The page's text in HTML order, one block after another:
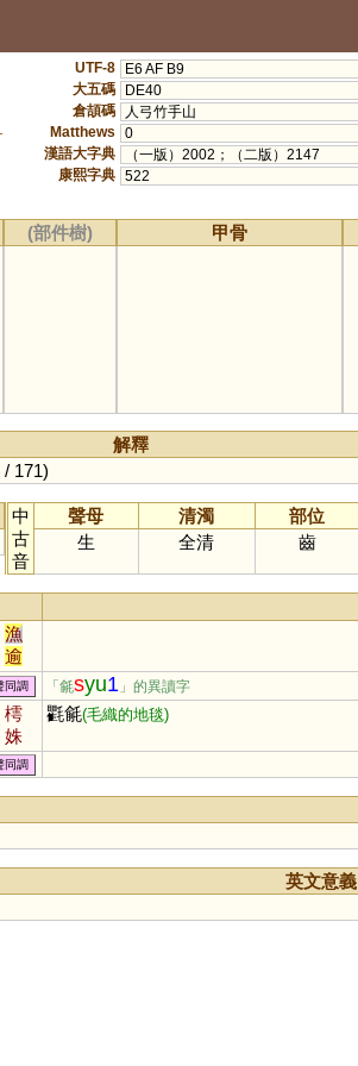
UTF-8
E6 AF B9
大五碼
DE40
倉頡碼
人弓竹手山
Matthews
0
漢語大字典
（一版）2002；（二版）2147
康熙字典 522
(部件樹) 甲骨
解釋
/ 171)
中
古
音
聲母 清濁 部位
生
全清 齒
漁
逾
圩
諛
覦
狳
妤
睮
同調 「毹syu1 」的異讀字
樗
姝
氍毹(毛織的地毯)
同調
英文意義